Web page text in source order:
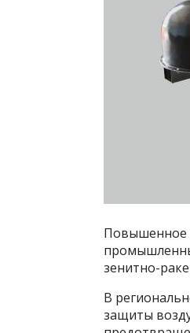
Повышенное
зенитно-
В
защиты